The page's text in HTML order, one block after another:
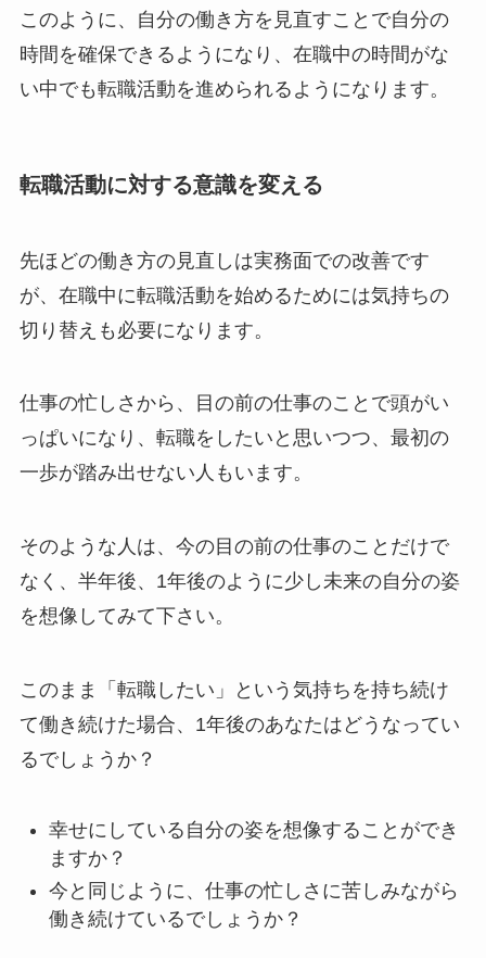
このように、自分の働き方を見直すことで自分の
時間を確保できるようになり、在職中の時間がな
い中でも転職活動を進められるようになります。
転職活動に対する意識を変える
先ほどの働き方の見直しは実務面での改善です
が、在職中に転職活動を始めるためには気持ちの
切り替えも必要になります。
仕事の忙しさから、目の前の仕事のことで頭がい
っぱいになり、転職をしたいと思いつつ、最初の
一歩が踏み出せない人もいます。
そのような人は、今の目の前の仕事のことだけで
なく、半年後、1年後のように少し未来の自分の姿
を想像してみて下さい。
このまま「転職したい」という気持ちを持ち続け
て働き続けた場合、1年後のあなたはどうなってい
るでしょうか？
幸せにしている自分の姿を想像することができ
ますか？
今と同じように、仕事の忙しさに苦しみながら
働き続けているでしょうか？